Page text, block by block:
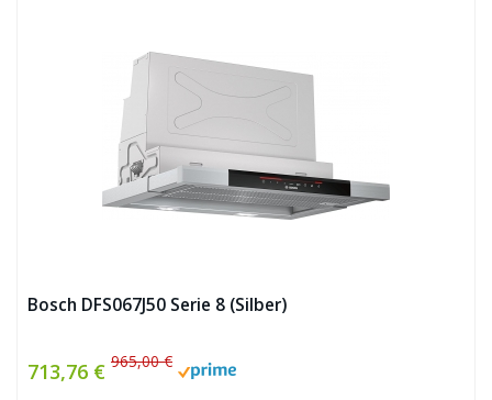
Bosch DFS067J50 Serie 8 (Silber)
713,76 € 965,00 €